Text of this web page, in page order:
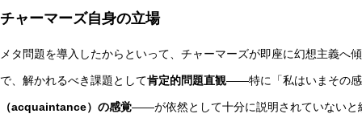
チャーマーズ自身の立場
メタ問題を導入したからといって、チャーマーズが即座に幻想主義へ
で、解かれるべき課題として肯定的問題直観——特に「私はいまその感
（acquaintance）の感覚——が依然として十分に説明されていないと